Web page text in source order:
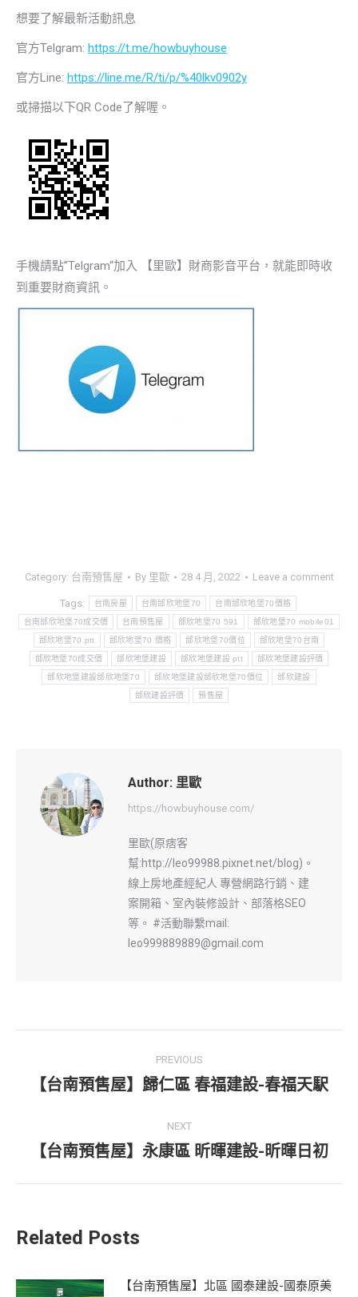
想要了解最新活動訊息
官方Telgram: https://t.me/howbuyhouse
官方Line: https://line.me/R/ti/p/%40lkv0902y
或掃描以下QR Code了解喔。
手機請點”Telgram“加入 【里歐】財商影音平台，就能即時收
到重要財商資訊。
Category: 台南預售屋 By 里歐 28 4 月, 2022 Leave a comment
Tags: 台南房屋 台南邰欣地堡70 台南邰欣地堡70價格
台南邰欣地堡70成交價 台南預售屋 邰欣地堡70 591 邰欣地堡70 mobile01
邰欣地堡70 ptt 邰欣地堡70 價格 邰欣地堡70價位 邰欣地堡70台南
邰欣地堡70成交價 邰欣地堡建設 邰欣地堡建設 ptt 邰欣地堡建設評價
邰欣地堡建設邰欣地堡70 邰欣地堡建設邰欣地堡70價位 邰欣建設
邰欣建設評價 預售屋
Author: 里歐
https://howbuyhouse.com/
里歐(原痞客
幫:http://leo99988.pixnet.net/blog)。
線上房地產經紀人 專營網路行銷、建
案開箱、室內裝修設計、部落格SEO
等。 #活動聯繫mail:
leo999889889@gmail.com
navigation
PREVIOUS
Previous
【台南預售屋】歸仁區 春福建設-春福天駅
NEXT
Next
【台南預售屋】永康區 昕暉建設-昕暉日初
Related Posts
【台南預售屋】北區 國泰建設-國泰原美